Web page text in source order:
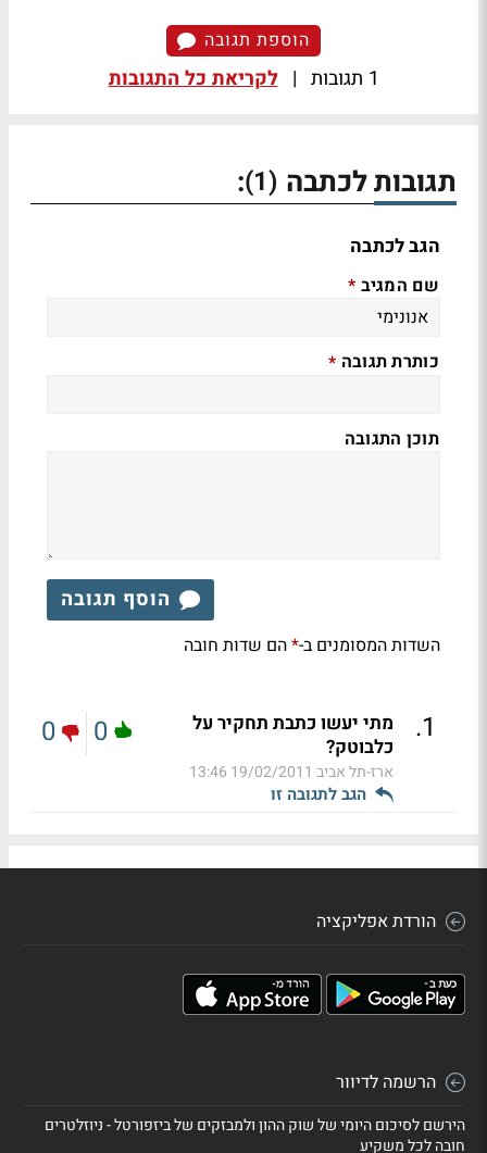
הוספת תגובה
1 תגובות | לקריאת כל התגובות
תגובות לכתבה (1)
:
הגב לכתבה
שם המגיב *
כותרת תגובה *
תוכן התגובה
הוסף תגובה
השדות המסומנים ב-*הם שדות חובה
1
.
מתי יעשו כתבת תחקיר על
כלבוטק?
ארז-תל אביב 19/02/2011 13:46
הגב לתגובה זו
0
0
הורדת אפליקציה
הרשמה לדיוור
הירשם לסיכום היומי של שוק ההון ולמבזקים של ביזפורטל - ניוזלטרים
חובה לכל משקיע